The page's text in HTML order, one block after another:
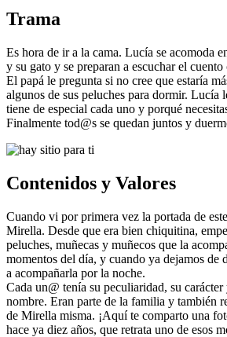
Trama
Es hora de ir a la cama. Lucía se acomoda
y su gato y se preparan a escuchar el
El papá le pregunta si no cree que estaría
algunos de sus peluches para dormir. Lucía
tiene de especial cada uno y porqué
Finalmente tod@s se quedan juntos y
Contenidos y Valores
Cuando vi por primera vez la portada de
Mirella. Desde que era bien chiquitina,
peluches, muñecas y muñecos que la
momentos del día, y cuando ya dejamos de
a acompañarla por la noche.
Cada un@ tenía su peculiaridad, su carácter
nombre. Eran parte de la familia y también
de Mirella misma. ¡Aquí te comparto una
hace ya diez años, que retrata uno de esos